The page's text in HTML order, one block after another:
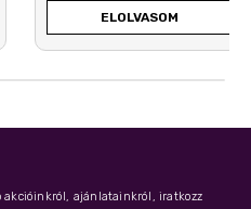
ELOLVASOM
akcióinkról, ajánlatainkról, iratkozz